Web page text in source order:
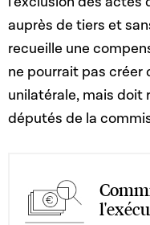
auprès de tiers et
recueille une
ne pourrait pas créer
unilatérale, mais doit
députés de la